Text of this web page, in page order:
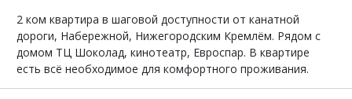
2 ком квартира в шаговой доступности от канатной
дороги, Набережной, Нижегородским Кремлём. Рядом с
домом ТЦ Шоколад, кинотеатр, Евроспар. В квартире
есть всё необходимое для комфортного проживания.